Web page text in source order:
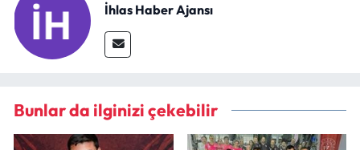
İhlas Haber Ajansı
Bunlar da ilginizi çekebilir